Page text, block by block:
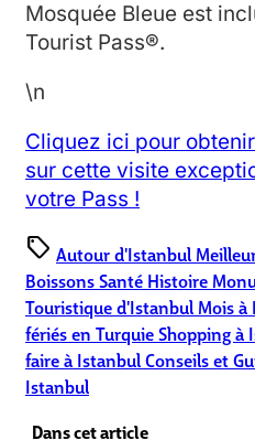
Mosquée Bleue est
Tourist Pass®.
\n
Cliquez ici pour
sur cette visite
votre Pass !
sell Autour d'Istanbul
BoissonsSanté Histoire
Touristique d'Istanbul Mois
fériés en TurquieShopping à
faire à IstanbulConseils et
Istanbul
Dans cet article